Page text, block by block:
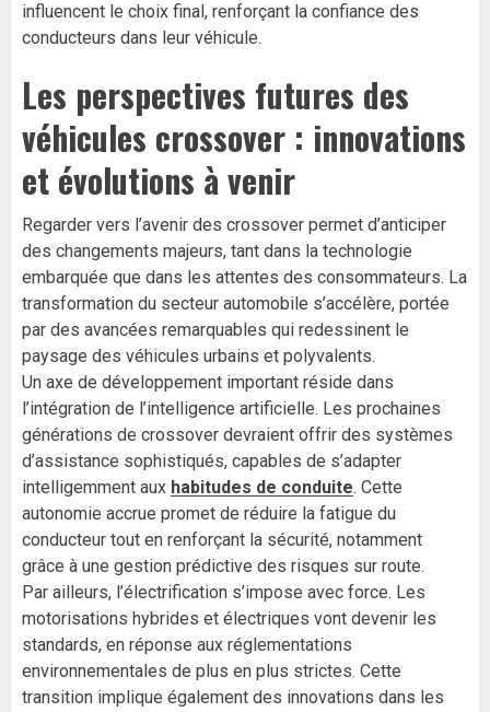
influencent le choix final, renforçant la confiance des
conducteurs dans leur véhicule.
Les perspectives futures des
véhicules crossover : innovations
et évolutions à venir
Regarder vers l’avenir des crossover permet d’anticiper
des changements majeurs, tant dans la technologie
embarquée que dans les attentes des consommateurs. La
transformation du secteur automobile s’accélère, portée
par des avancées remarquables qui redessinent le
paysage des véhicules urbains et polyvalents.
Un axe de développement important réside dans
l’intégration de l’intelligence artificielle. Les prochaines
générations de crossover devraient offrir des systèmes
d’assistance sophistiqués, capables de s’adapter
intelligemment aux habitudes de conduite. Cette
autonomie accrue promet de réduire la fatigue du
conducteur tout en renforçant la sécurité, notamment
grâce à une gestion prédictive des risques sur route.
Par ailleurs, l’électrification s’impose avec force. Les
motorisations hybrides et électriques vont devenir les
standards, en réponse aux réglementations
environnementales de plus en plus strictes. Cette
transition implique également des innovations dans les